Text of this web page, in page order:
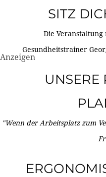
SITZ
Die
Gesundheitstrainer
Anzeigen
UNSERE
"Wenn der Arbeitsplatz zum